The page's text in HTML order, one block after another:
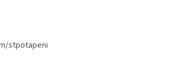
stpotapeni